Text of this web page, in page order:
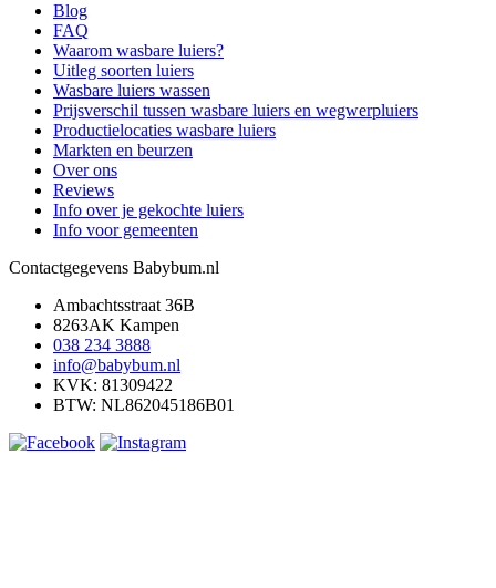
Blog
FAQ
Waarom wasbare luiers?
Uitleg soorten luiers
Wasbare luiers wassen
Prijsverschil tussen wasbare luiers en wegwerpluiers
Productielocaties wasbare luiers
Markten en beurzen
Over ons
Reviews
Info over je gekochte luiers
Info voor gemeenten
Contactgegevens Babybum.nl
Ambachtsstraat 36B
8263AK Kampen
038 234 3888
info@babybum.nl
KVK: 81309422
BTW: NL862045186B01